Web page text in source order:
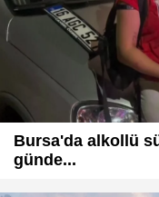
Bursa'da alkollü
günde...